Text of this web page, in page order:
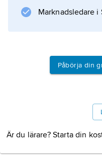
utbildning på ett år,
specialisering för
Information
Marknadsledare i
Påbörja din
Är du lärare? Starta din